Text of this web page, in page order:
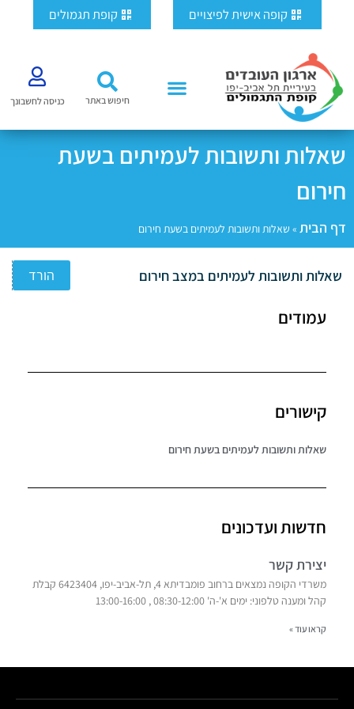
לתוכן
קופה אישית לפיצויים קופת תגמולים
חיפוש באתר כניסה לחשבונך
שאלות ותשובות לעמיתים בשעת
חירום
דף הבית » שאלות ותשובות לעמיתים בשעת חירום
שאלות ותשובות לעמיתים במצב חירום הורד
עמודים
קישורים
שאלות ותשובות לעמיתים בשעת חירום
חדשות ועדכונים
יצירת קשר
משרדי הקופה נמצאים ברחוב פומבדיתא 4, תל-אביב-יפו, 6423404 קבלת
קהל ומענה טלפוני: ימים א'-ה' 08:30-12:00 , 13:00-16:00
קראו עוד »